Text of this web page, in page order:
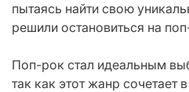
пытаясь найти свою
решили остановиться на
Поп-рок стал идеальным
так как этот жанр сочетает